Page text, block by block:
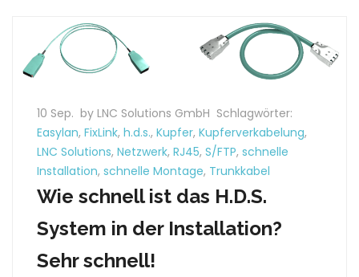
10 Sep. by LNC Solutions GmbH Schlagwörter:
Easylan, FixLink, h.d.s., Kupfer, Kupferverkabelung,
LNC Solutions, Netzwerk, RJ45, S/FTP, schnelle
Installation, schnelle Montage, Trunkkabel
Wie schnell ist das H.D.S.
System in der Installation?
Sehr schnell!